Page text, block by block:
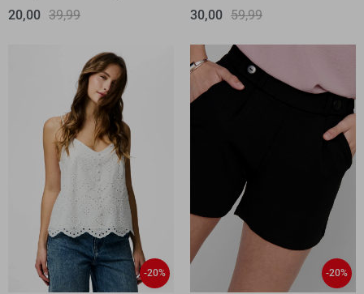
20,00 39,99
30,00 59,99
-20% -20%